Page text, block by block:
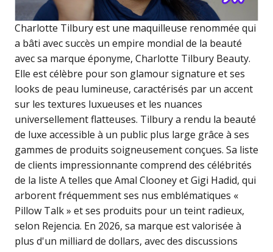
Charlotte Tilbury est une maquilleuse renommée qui
a bâti avec succès un empire mondial de la beauté
avec sa marque éponyme, Charlotte Tilbury Beauty.
Elle est célèbre pour son glamour signature et ses
looks de peau lumineuse, caractérisés par un accent
sur les textures luxueuses et les nuances
universellement flatteuses. Tilbury a rendu la beauté
de luxe accessible à un public plus large grâce à ses
gammes de produits soigneusement conçues. Sa liste
de clients impressionnante comprend des célébrités
de la liste A telles que Amal Clooney et Gigi Hadid, qui
arborent fréquemment ses nus emblématiques «
Pillow Talk » et ses produits pour un teint radieux,
selon Rejencia. En 2026, sa marque est valorisée à
plus d'un milliard de dollars, avec des discussions